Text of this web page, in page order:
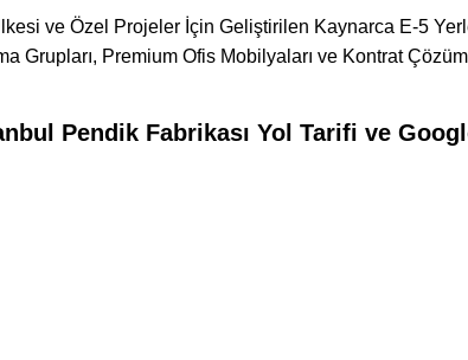
ve Özel Projeler İçin Geliştirilen Kaynarca E-5
Grupları, Premium Ofis Mobilyaları ve Kontrat
Pendik Fabrikası Yol Tarifi ve